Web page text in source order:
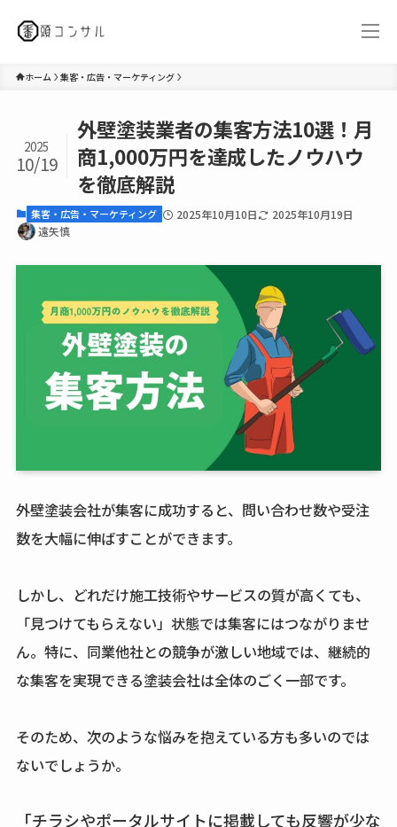
ホーム 集客・広告・マーケティング
外壁塗装業者の集客方法10選！月
商1,000万円を達成したノウハウ
を徹底解説
2025
10/19
集客・広告・マーケティング 2025年10月10日
2025年10月19日
遠矢慎
外壁塗装会社が集客に成功すると、問い合わせ数や受注
数を大幅に伸ばすことができます。
しかし、どれだけ施工技術やサービスの質が高くても、
「見つけてもらえない」状態では集客にはつながりませ
ん。特に、同業他社との競争が激しい地域では、継続的
な集客を実現できる塗装会社は全体のごく一部です。
そのため、次のような悩みを抱えている方も多いのでは
ないでしょうか。
「チラシやポータルサイトに掲載しても反響が少な